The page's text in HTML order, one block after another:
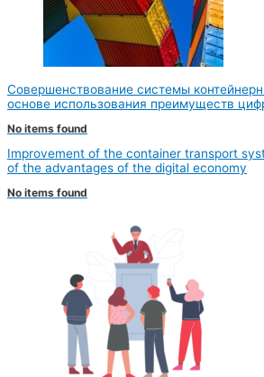
Совершенствование системы
основе использования преимуществ
No items found
Improvement of the container transport
of the advantages of the digital economy
No items found